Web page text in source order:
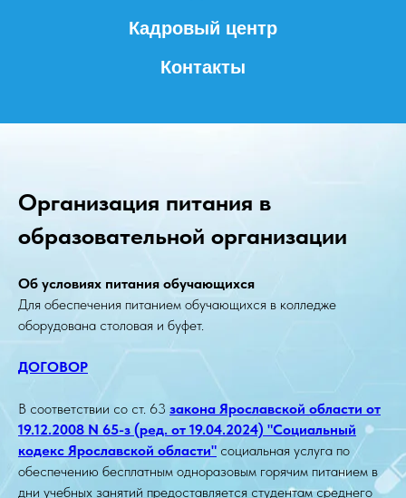
Кадровый центр
Контакты
Организация питания в
образовательной организации
Об условиях питания обучающихся
Для обеспечения питанием обучающихся в колледже
оборудована столовая и буфет.
ДОГОВОР
В соответствии со ст. 63 закона Ярославской области от
19.12.2008 N 65-з (ред. от 19.04.2024) "Социальный
кодекс Ярославской области" социальная услуга по
обеспечению бесплатным одноразовым горячим питанием в
дни учебных занятий предоставляется студентам среднего